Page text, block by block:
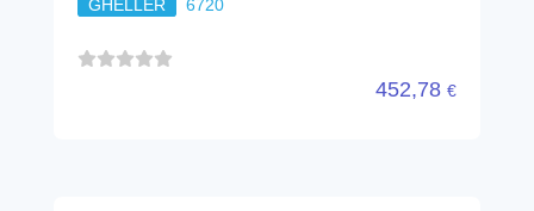
GHELLER 6720
452,78 €